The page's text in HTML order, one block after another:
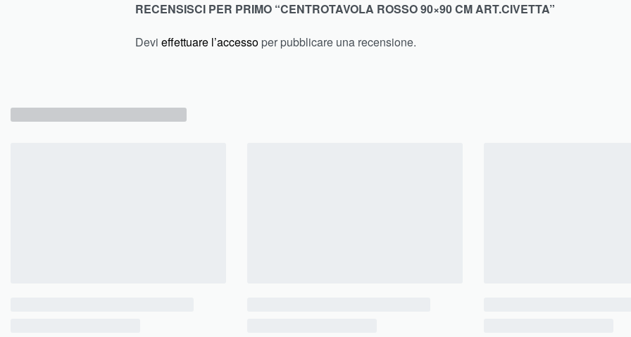
RECENSISCI PER PRIMO “CENTROTAVOLA ROSSO 90×90 CM ART.CIVETTA”
Devi effettuare l’accesso per pubblicare una recensione.